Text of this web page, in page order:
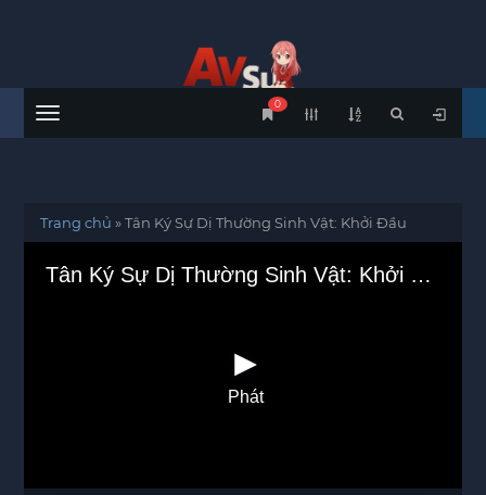
Menu
0
Trang chủ »Tân Ký Sự Dị Thường Sinh Vật: Khởi Đầu
Tân Ký Sự Dị Thường Sinh Vật: Khởi Đầu
Phát